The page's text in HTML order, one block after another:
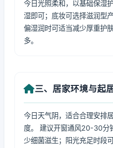
今日光照柔和，以基础保湿
湿即可；底妆可选择滋润型
偏湿润时可适当减少厚重护
多。
三、居家环境与起
今日天气阴，适合合理安排
度。 建议开窗通风20-30分
少细菌滋生；阳光充足时段